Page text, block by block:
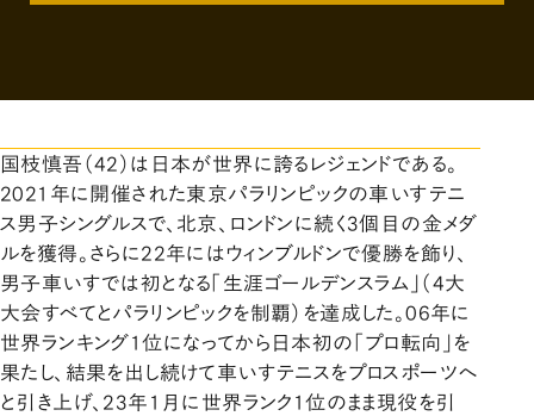
国枝慎吾（42）は日本が世界に誇るレジェンドである。
2021年に開催された東京パラリンピックの車いすテニ
ス男子シングルスで、北京、ロンドンに続く3個目の金メダ
ルを獲得。さらに22年にはウィンブルドンで優勝を飾り、
男子車いすでは初となる「生涯ゴールデンスラム」（4大
大会すべてとパラリンピックを制覇）を達成した。06年に
世界ランキング1位になってから日本初の「プロ転向」を
果たし、結果を出し続けて車いすテニスをプロスポーツへ
と引き上げ、23年1月に世界ランク1位のまま現役を引